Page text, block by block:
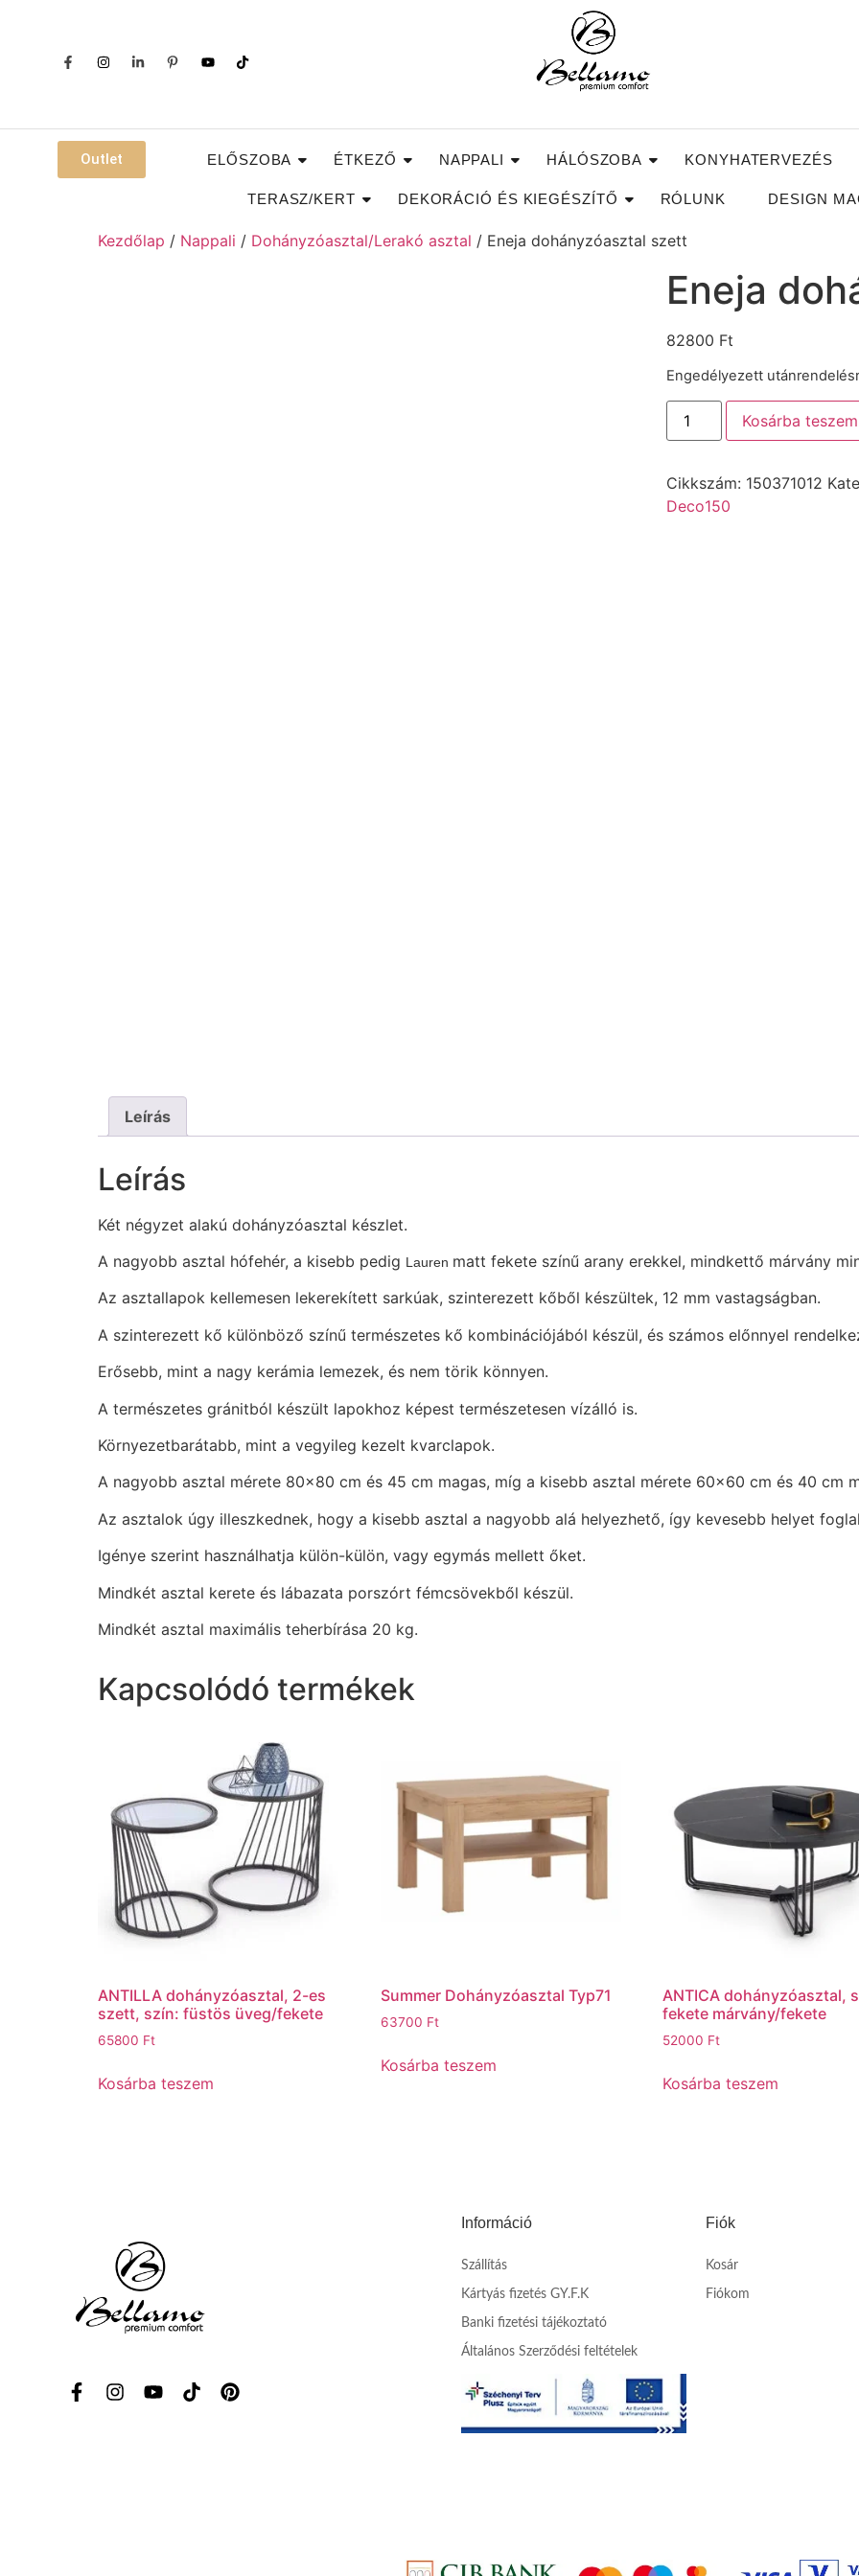
Outlet ELŐSZOBA ÉTKEZŐ NAPPALI HÁLÓSZOBA KONYHATERVEZÉS
TERASZ/KERT DEKORÁCIÓ ÉS KIEGÉSZÍTŐ RÓLUNK DESIGN
Kezdőlap / Nappali / Dohányzóasztal/Lerakó asztal / Eneja dohányzóasztal szett
Eneja
82800 Ft
Engedélyezett
Kosárba teszem
Cikkszám: 150371012
Deco150
Leírás
Leírás
Két négyzet alakú dohányzóasztal készlet.
A nagyobb asztal hófehér, a kisebb pedig Lauren matt fekete színű arany erekkel, mindkettő márvány
Az asztallapok kellemesen lekerekített sarkúak, szinterezett kőből készültek, 12 mm vastagságban.
A szinterezett kő különböző színű természetes kő kombinációjából készül, és számos előnnyel
Erősebb, mint a nagy kerámia lemezek, és nem törik könnyen.
A természetes gránitból készült lapokhoz képest természetesen vízálló is.
Környezetbarátabb, mint a vegyileg kezelt kvarclapok.
A nagyobb asztal mérete 80×80 cm és 45 cm magas, míg a kisebb asztal mérete 60×60 cm és 40 cm
Az asztalok úgy illeszkednek, hogy a kisebb asztal a nagyobb alá helyezhető, így kevesebb helyet
Igénye szerint használhatja külön-külön, vagy egymás mellett őket.
Mindkét asztal kerete és lábazata porszórt fémcsövekből készül.
Mindkét asztal maximális teherbírása 20 kg.
Kapcsolódó termékek
ANTILLA dohányzóasztal, 2-es
szett, szín: füstös üveg/fekete
65800 Ft
Kosárba teszem
Summer Dohányzóasztal Typ71
63700 Ft
Kosárba teszem
ANTICA dohányzóasztal,
fekete márvány/fekete
52000 Ft
Kosárba teszem
Információ
Szállítás
Kártyás fizetés GY.F.K
Banki fizetési tájékoztató
Általános Szerződési feltételek
Fiók
Kosár
Fiókom